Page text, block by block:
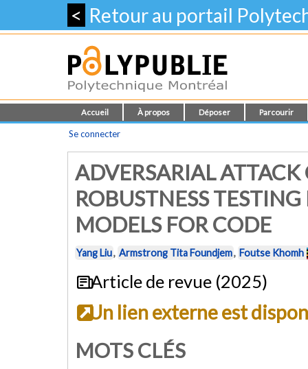
< Retour au portail
Accueil À propos Déposer Parcourir
Se connecter
ADVERSARIAL
ROBUSTNESS
MODELS FOR CODE
Yang Liu, Armstrong Tita Foundjem, Foutse Khomh
Article de revue (2025)
Un lien externe est
MOTS CLÉS